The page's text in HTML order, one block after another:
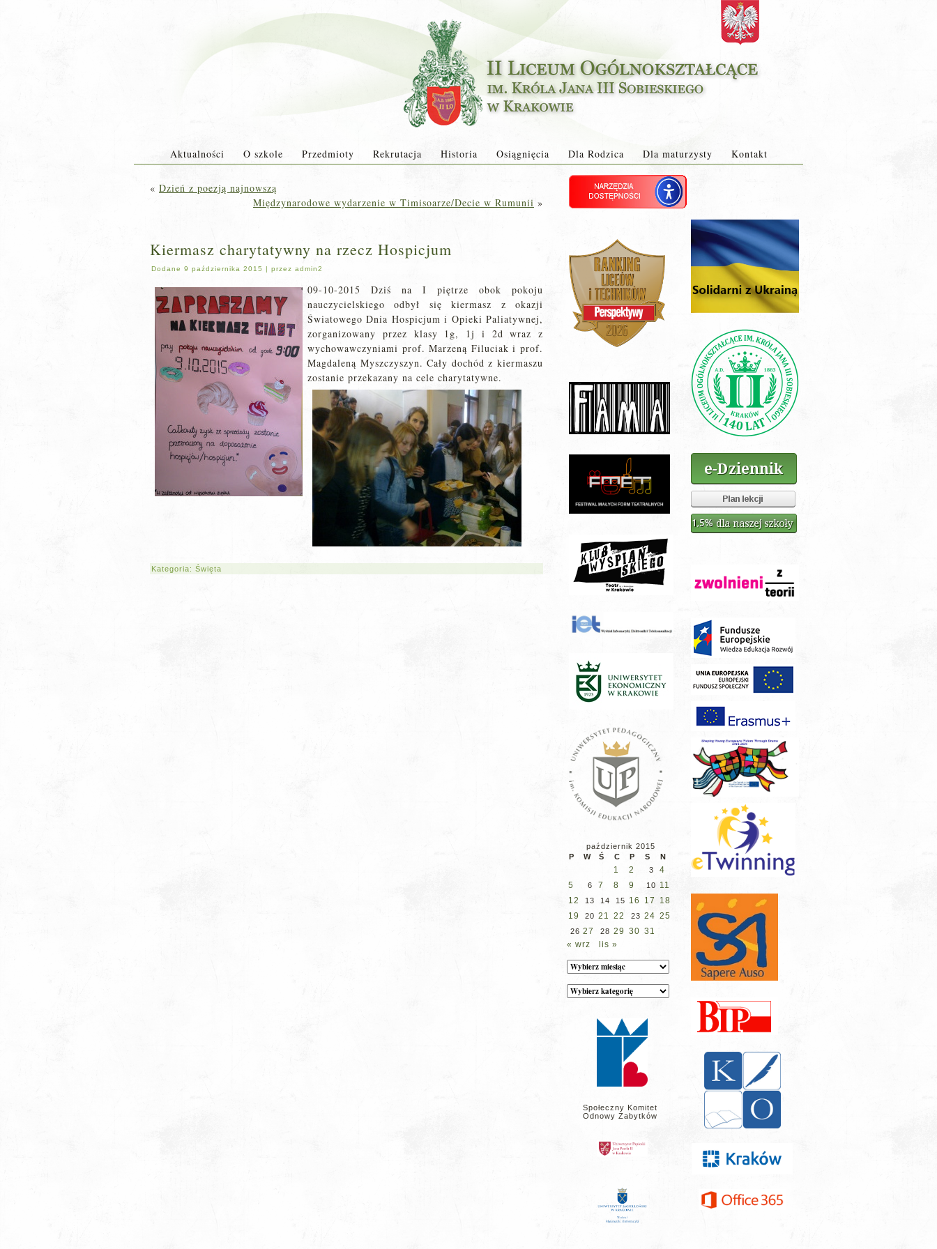
Aktualności O szkole Przedmioty Rekrutacja Historia Osiągnięcia Dla Rodzica Dla maturzysty Kontakt
« Dzień z poezją najnowszą
Międzynarodowe wydarzenie w Timisoarze/Decie w Rumunii »
Kiermasz charytatywny na rzecz Hospicjum
Dodane 9 października 2015 | przez admin2
09-10-2015 Dziś na I piętrze obok pokoju
nauczycielskiego odbył się kiermasz z okazji
Światowego Dnia Hospicjum i Opieki Paliatywnej,
zorganizowany przez klasy 1g, 1j i 2d wraz z
wychowawczyniami prof. Marzeną Filuciak i prof.
Magdaleną Myszczyszyn. Cały dochód z kiermaszu
zostanie przekazany na cele charytatywne.
Kategoria: Święta
październik 2015
P
W Ś C P S N
1 2 3
4
5
6 7 8 9 10 11
12
13 14 15 16 17
18
19
20 21 22 23 24 25
26 27 28 29 30 31
« wrz
lis »
Archiwum
Kategorie
wpisów
Społeczny Komitet
Odnowy Zabytków